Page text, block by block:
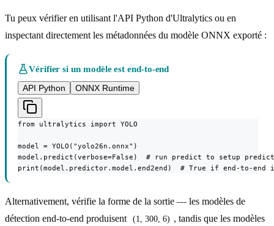
Tu peux vérifier en utilisant l'API Python d'Ultralytics ou en
inspectant directement les métadonnées du modèle ONNX exporté :
Vérifier si un modèle est end-to-end
API Python
ONNX Runtime
from ultralytics import YOLO
model = YOLO("yolo26n.onnx")
model.predict(verbose=False)  # run predict to setup
print(model.predictor.model.end2end)  # True if end-to-end
Alternativement, vérifie la forme de la sortie — les modèles de
détection end-to-end produisent
(1, 300, 6) , tandis que les modèles